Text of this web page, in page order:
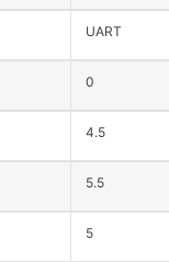
UART
0
4.5
5.5
5